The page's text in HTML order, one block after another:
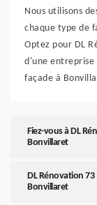
Nous utilisons
chaque type de
Optez pour DL
d'une entreprise
façade à
Fiez-vous à DL
Bonvillaret
DL Rénovation 73
Bonvillaret